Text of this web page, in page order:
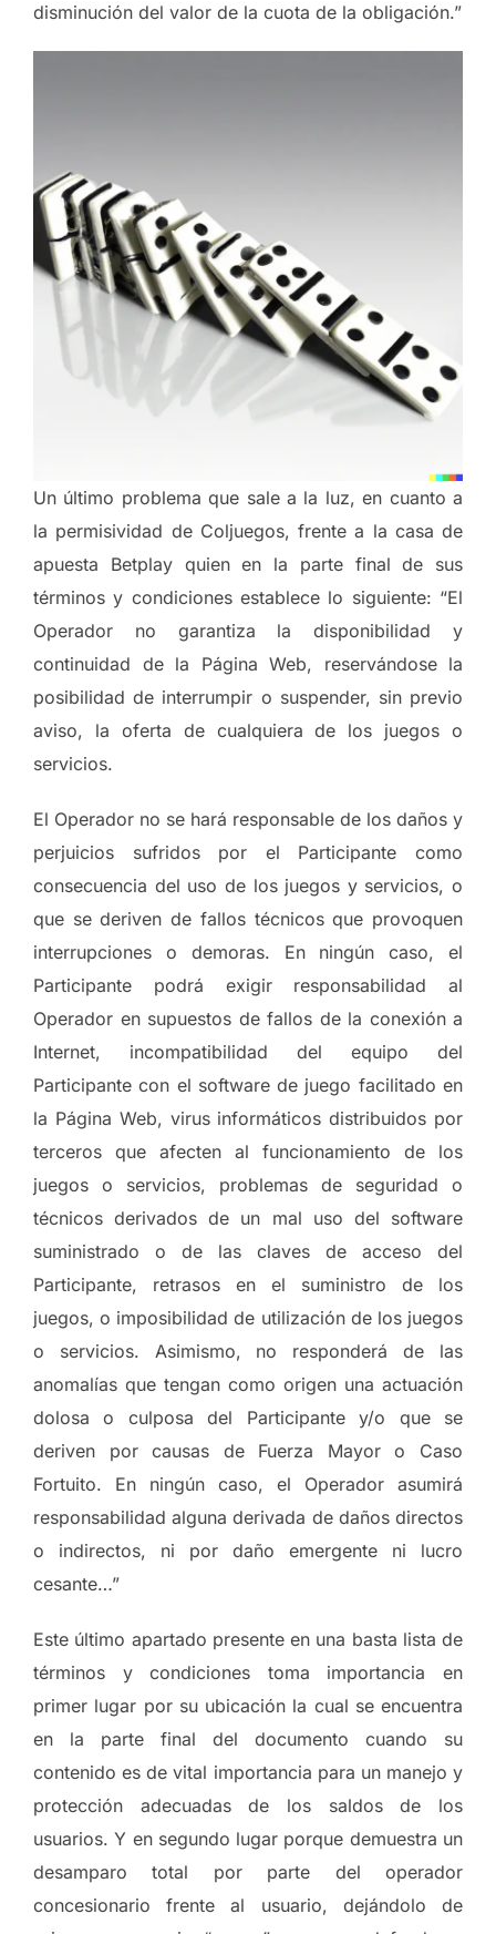
disminución del valor de la cuota de la obligación.”
Un último problema que sale a la luz, en cuanto a
la permisividad de Coljuegos, frente a la casa de
apuesta Betplay quien en la parte final de sus
términos y condiciones establece lo siguiente: “El
Operador no garantiza la disponibilidad y
continuidad de la Página Web, reservándose la
posibilidad de interrumpir o suspender, sin previo
aviso, la oferta de cualquiera de los juegos o
servicios.
El Operador no se hará responsable de los daños y
perjuicios sufridos por el Participante como
consecuencia del uso de los juegos y servicios, o
que se deriven de fallos técnicos que provoquen
interrupciones o demoras. En ningún caso, el
Participante podrá exigir responsabilidad al
Operador en supuestos de fallos de la conexión a
Internet, incompatibilidad del equipo del
Participante con el software de juego facilitado en
la Página Web, virus informáticos distribuidos por
terceros que afecten al funcionamiento de los
juegos o servicios, problemas de seguridad o
técnicos derivados de un mal uso del software
suministrado o de las claves de acceso del
Participante, retrasos en el suministro de los
juegos, o imposibilidad de utilización de los juegos
o servicios. Asimismo, no responderá de las
anomalías que tengan como origen una actuación
dolosa o culposa del Participante y/o que se
deriven por causas de Fuerza Mayor o Caso
Fortuito. En ningún caso, el Operador asumirá
responsabilidad alguna derivada de daños directos
o indirectos, ni por daño emergente ni lucro
cesante…”
Este último apartado presente en una basta lista de
términos y condiciones toma importancia en
primer lugar por su ubicación la cual se encuentra
en la parte final del documento cuando su
contenido es de vital importancia para un manejo y
protección adecuadas de los saldos de los
usuarios. Y en segundo lugar porque demuestra un
desamparo total por parte del operador
concesionario frente al usuario, dejándolo de